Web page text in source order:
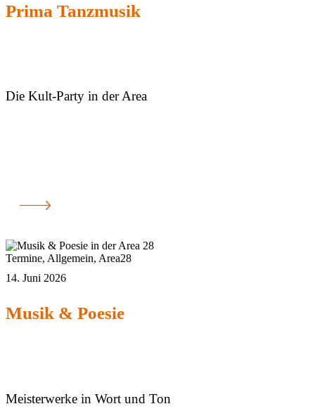
Prima Tanzmusik
Die Kult-Party in der Area
Termine, Allgemein, Area28
14. Juni 2026
Musik & Poesie
Meisterwerke in Wort und Ton